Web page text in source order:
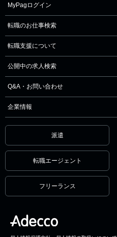
MyPagログイン
転職のお仕事検索
転職支援について
公開中の求人検索
Q&A・お問い合わせ
企業情報
派遣
転職エージェント
フリーランス